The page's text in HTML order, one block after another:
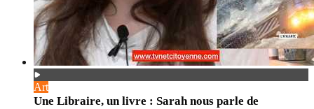
Art
Une Libraire, un livre : Sarah nous parle de